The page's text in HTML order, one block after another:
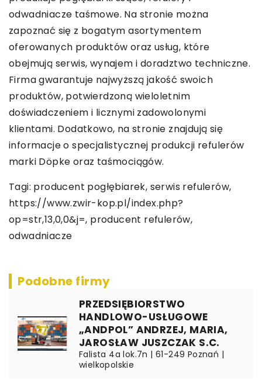
odwadniacze taśmowe. Na stronie można
zapoznać się z bogatym asortymentem
oferowanych produktów oraz usług, które
obejmują serwis, wynajem i doradztwo techniczne.
Firma gwarantuje najwyższą jakość swoich
produktów, potwierdzoną wieloletnim
doświadczeniem i licznymi zadowolonymi
klientami. Dodatkowo, na stronie znajdują się
informacje o specjalistycznej produkcji refulerów
marki Döpke oraz taśmociągów.
Tagi: producent pogłębiarek, serwis refulerów,
https://www.zwir-kop.pl/index.php?
op=str,13,0,0&j=, producent refulerów,
odwadniacze
Podobne firmy
PRZEDSIĘBIORSTWO
HANDLOWO-USŁUGOWE
„ANDPOL” ANDRZEJ, MARIA,
JAROSŁAW JUSZCZAK S.C.
Falista 4a lok.7n | 61-249 Poznań |
wielkopolskie